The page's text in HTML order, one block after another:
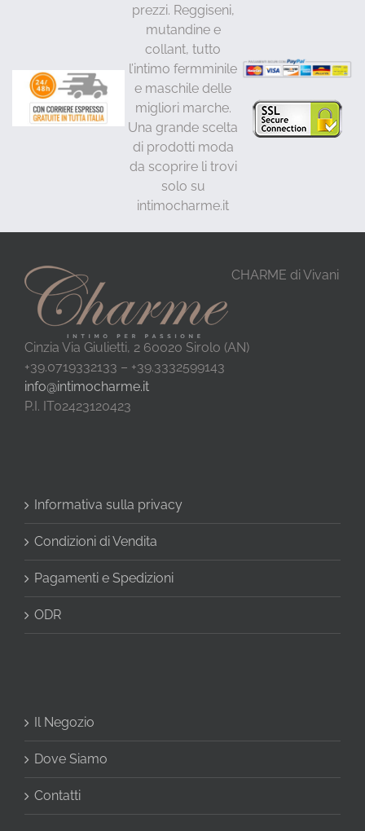
prezzi. Reggiseni,
mutandine e
collant, tutto
l’intimo fermminile
e maschile delle
migliori marche.
Una grande scelta
di prodotti moda
da scoprire li trovi
solo su
intimocharme.it
CHARME di Vivani
Cinzia Via Giulietti, 2 60020 Sirolo (AN)
+39.0719332133 – +39.3332599143
info@intimocharme.it
P.I. IT02423120423
Informativa sulla privacy
Condizioni di Vendita
Pagamenti e Spedizioni
ODR
Il Negozio
Dove Siamo
Contatti